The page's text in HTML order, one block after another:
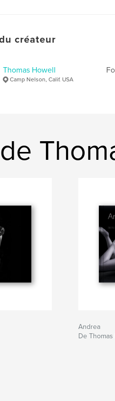
créateur
Thomas Howell
Camp Nelson, Calif. USA
Andrea
De